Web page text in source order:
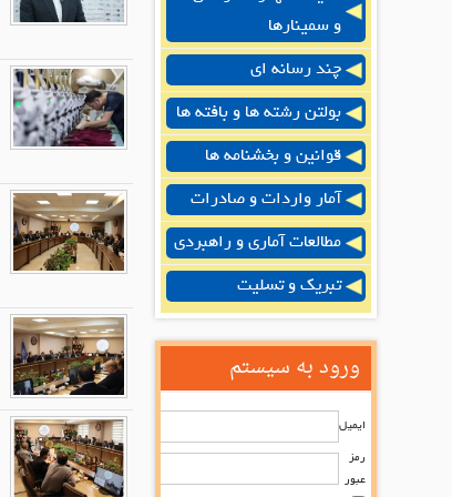
و سمینارها
چند رسانه ای
بولتن رشته ها و بافته ها
قوانین و بخشنامه ها
آمار واردات و صادرات
مطالعات آماری و راهبردی
تبریک و تسلیت
ورود به سیستم
ایمیل
رمز
عبور